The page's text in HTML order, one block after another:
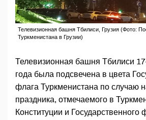
Телевизионная башня Тбилиси, Грузия (Фото:
Туркменистана в Грузии)
Телевизионная башня Тбилиси
года была подсвечена в цвета
флага Туркменистана по случаю
праздника, отмечаемого в
Конституции и Государственного